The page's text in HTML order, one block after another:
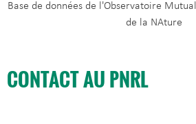
Base de données de l'Observatoire
de la NAture
CONTACT AU PNRL